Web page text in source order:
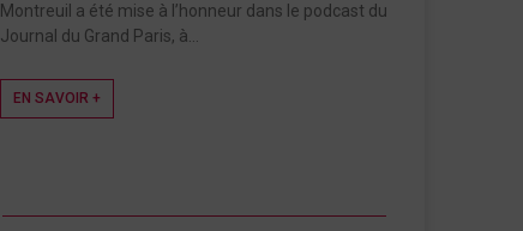
Montreuil a été mise à l’honneur dans le podcast du
Journal du Grand Paris, à…
EN SAVOIR +